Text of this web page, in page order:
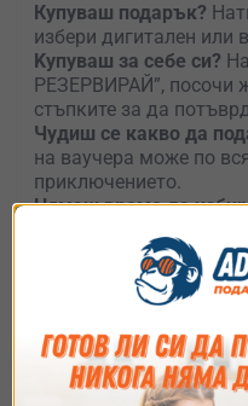
Купуваш подарък?
избери дигитален или
Kупуваш за себе си?
РЕЗЕРВИРАЙ”, посочи
стъпките за да
Чудиш се какво да
на ваучера може по
приключението.
Нямаш време да
и остави
и кога да е
Как да използвам